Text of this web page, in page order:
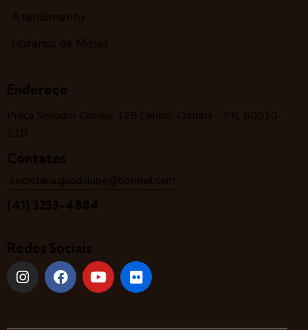
Atendimento
Horários de Missas
Endereço
Praça Senador Correia, 128 Centro, Curitiba – PR, 80010-
210
Contatos
secretaria.guadalupe@hotmail.com
(41) 3233-4884
Redes Sociais